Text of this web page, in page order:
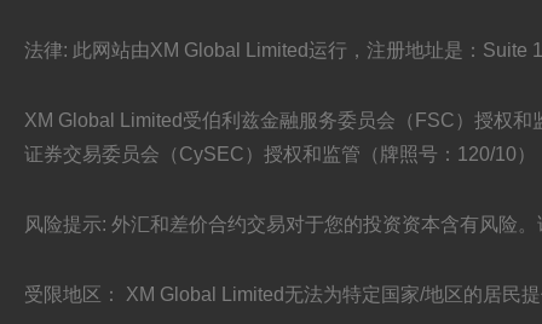
法律: 此网站由XM Global Limited运行，注册地址是：Suite
XM Global Limited受伯利兹金融服务委员会（FSC）授权
证券交易委员会（CySEC）授权和监管（牌照号：120/10
风险提示: 外汇和差价合约交易对于您的投资资本含有风险
受限地区： XM Global Limited无法为特定国家/地区的居民